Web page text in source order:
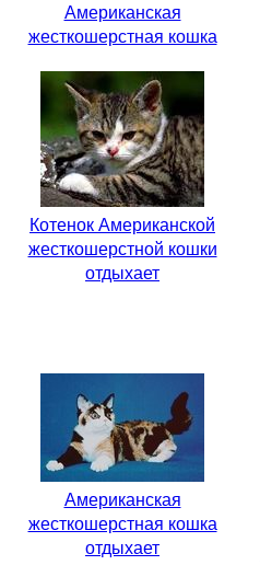
Американская
жесткошерстная кошка
Котенок Американской
жесткошерстной кошки
отдыхает
Американская
жесткошерстная кошка
отдыхает